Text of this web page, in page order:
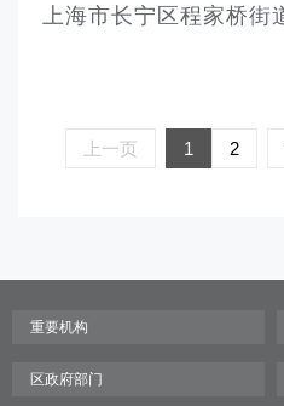
上一页 1 2